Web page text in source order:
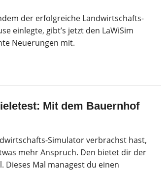
der erfolgreiche Landwirtschafts-
einlegte, gibt’s jetzt den LaWiSim
Neuerungen mit.
Mit dem Bauernhof
Simulator verbrachst hast,
mehr Anspruch. Den bietet dir der
Dieses Mal managest du einen